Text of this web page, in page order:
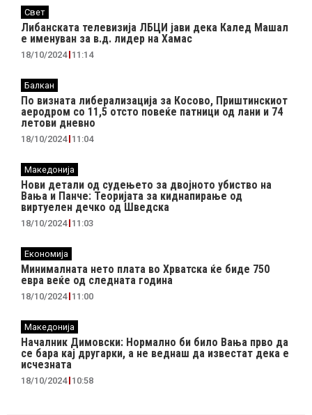
Свет
Либанската телевизија ЛБЦИ јави дека Калед Машал
е именуван за в.д. лидер на Хамас
18/10/2024 11:14
Балкан
По визната либерализација за Косово, Приштинскиот
аеродром со 11,5 отсто повеќе патници од лани и 74
летови дневно
18/10/2024 11:04
Македонија
Нови детали од судењето за двојното убиство на
Вања и Панче: Теоријата за киднапирање од
виртуелен дечко од Шведска
18/10/2024 11:03
Економија
Минималната нето плата во Хрватска ќе биде 750
евра веќе од следната година
18/10/2024 11:00
Македонија
Началник Димовски: Нормално би било Вања прво да
се бара кај другарки, а не веднаш да известат дека е
исчезната
18/10/2024 10:58